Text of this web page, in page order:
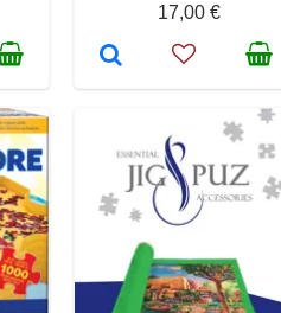
17,00 €